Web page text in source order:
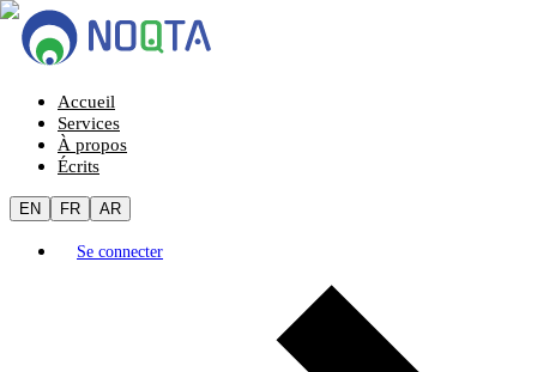
Accueil
Services
À propos
Écrits
EN FR AR
Se connecter